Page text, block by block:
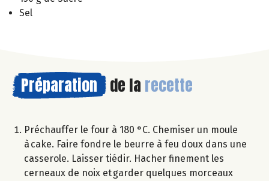
Sel
Préparation de la recette
Préchauffer le four à 180 °C. Chemiser un moule
à cake. Faire fondre le beurre à feu doux dans une
casserole. Laisser tiédir. Hacher finement les
cerneaux de noix et garder quelques morceaux